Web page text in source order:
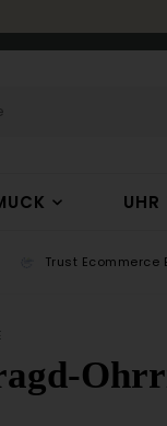
UHR
Trust Ecommerce